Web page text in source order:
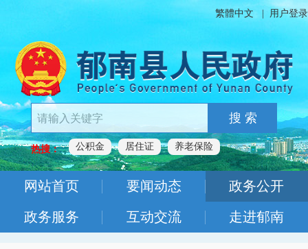
繁體中文 用户登录
搜 索
热搜： 公积金 居住证 养老保险
网站首页 要闻动态 政务公开
政务服务 互动交流 走进郁南